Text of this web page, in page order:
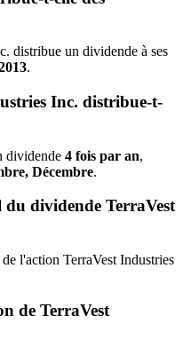
distribue un dividende à ses
.
Inc. distribue-t-
dividende 4 fois par an,
Décembre.
du dividende TerraVest
l'action TerraVest Industries
de TerraVest